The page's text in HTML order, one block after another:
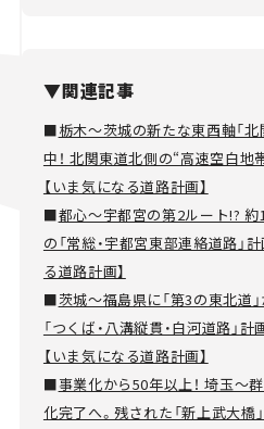
▼関連記事
■栃木～茨城の新たな東西軸「
中！ 北関東道北側の“高速空白
【いま気になる道路計画】
■都心～宇都宮の第2ルート!? 約
の「常総・宇都宮東部連絡道路」
る道路計画】
■茨城～福島県に「第3の東北道
「つくば・八溝縦貫・白河道路」
【いま気になる道路計画】
■事業化から50年以上！ 埼玉～
化完了へ。残された「新上武大